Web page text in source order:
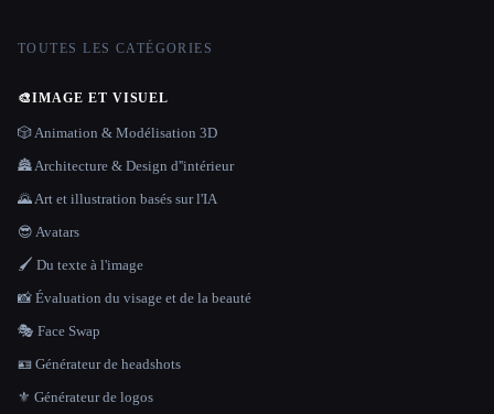
TOUTES LES CATÉGORIES
🎨IMAGE ET VISUEL
🎲 Animation & Modélisation 3D
🏯 Architecture & Design d''intérieur
🌄 Art et illustration basés sur l'IA
😎 Avatars
🖌️ Du texte à l'image
📸 Évaluation du visage et de la beauté
🎭 Face Swap
🪪 Générateur de headshots
⚜️ Générateur de logos